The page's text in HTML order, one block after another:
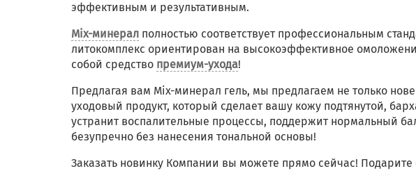
эффективным и результативным.
Mix-минерал полностью соответствует профессиональным
литокомплекс ориентирован на высокоэффективное
собой средство премиум-ухода!
Предлагая вам Mix-минерал гель, мы предлагаем не только
уходовый продукт, который сделает вашу кожу подтянутой,
устранит воспалительные процессы, поддержит нормальный
безупречно без нанесения тональной основы!
Заказать новинку Компании вы можете прямо сейчас!